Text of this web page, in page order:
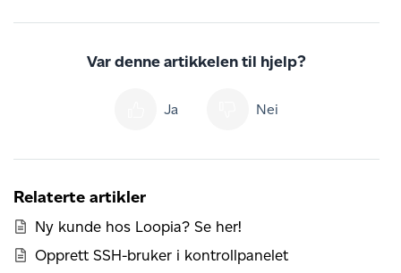
Var denne artikkelen til hjelp?
Ja Nei
Relaterte artikler
Ny kunde hos Loopia? Se her!
Opprett SSH-bruker i kontrollpanelet